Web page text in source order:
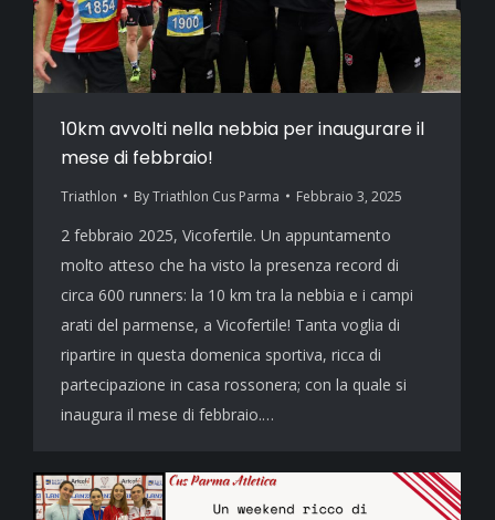
10km avvolti nella nebbia per inaugurare il
mese di febbraio!
Triathlon ByTriathlon Cus Parma Febbraio 3, 2025
2 febbraio 2025, Vicofertile. Un appuntamento
molto atteso che ha visto la presenza record di
circa 600 runners: la 10 km tra la nebbia e i campi
arati del parmense, a Vicofertile! Tanta voglia di
ripartire in questa domenica sportiva, ricca di
partecipazione in casa rossonera; con la quale si
inaugura il mese di febbraio.…